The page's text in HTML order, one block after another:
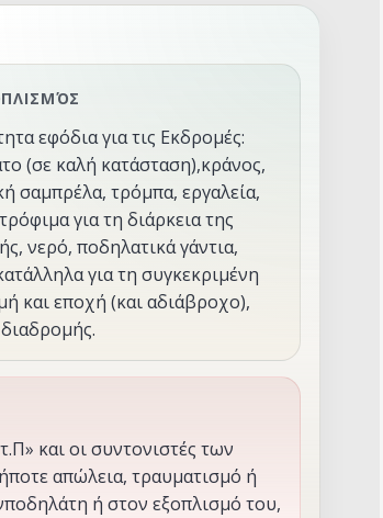
εφόδια για τις Εκδρομές:
(σε καλή κατάσταση),κράνος,
σαμπρέλα, τρόμπα, εργαλεία,
για τη διάρκεια της
νερό, ποδηλατικά γάντια,
για τη συγκεκριμένη
και εποχή (και αδιάβροχο),
και οι συντονιστές των
απώλεια, τραυματισμό ή
ή στον εξοπλισμό του,